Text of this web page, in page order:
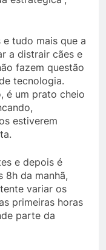
tudo mais que a
a distrair cães e
fazem questão
tecnologia.
é um prato cheio
estiverem
e depois é
8h da manhã,
variar os
primeiras horas
parte da